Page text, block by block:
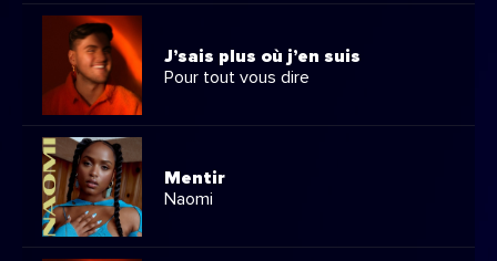
J’sais plus où j’en suis
Pour tout vous dire
Mentir
Naomi